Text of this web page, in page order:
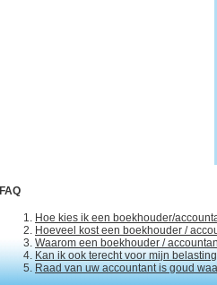
FAQ
Hoe kies ik een boekhouder/
Hoeveel kost een boekhouder /
Waarom een boekhouder /
Kan ik ook terecht voor mijn
Raad van uw accountant is goud